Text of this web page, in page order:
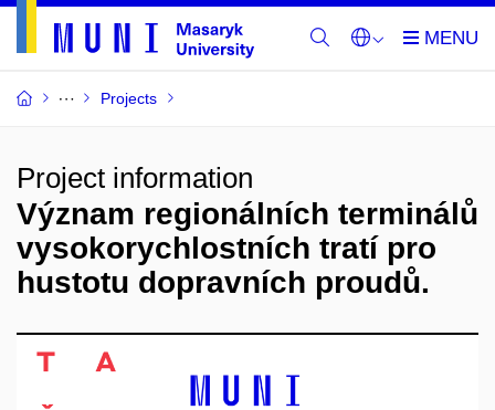
Projects
Project information
Význam regionálních terminálů
vysokorychlostních tratí pro
hustotu dopravních proudů.